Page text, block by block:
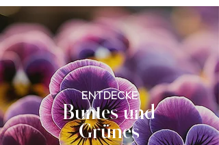
ENTDECKE
Buntes und
Grünes